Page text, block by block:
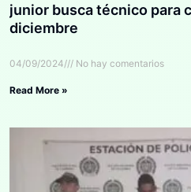
junior busca técnico para
diciembre
04/09/2024 No hay comentarios
Read More »